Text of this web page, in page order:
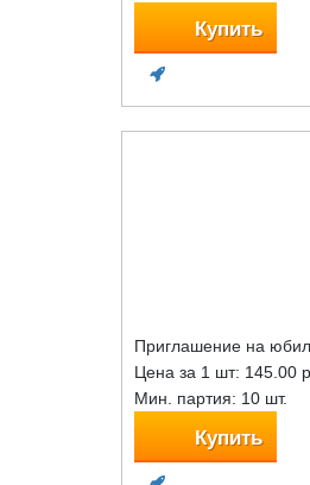
Купить
Приглашение на
Цена за 1 шт: 145.00 р.
Мин. партия: 10 шт.
Купить